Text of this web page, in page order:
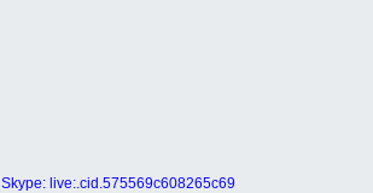
Skype: live:.cid.575569c608265c69